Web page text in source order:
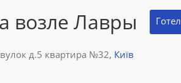
возле Лавры
д.5 квартира №32, Київ